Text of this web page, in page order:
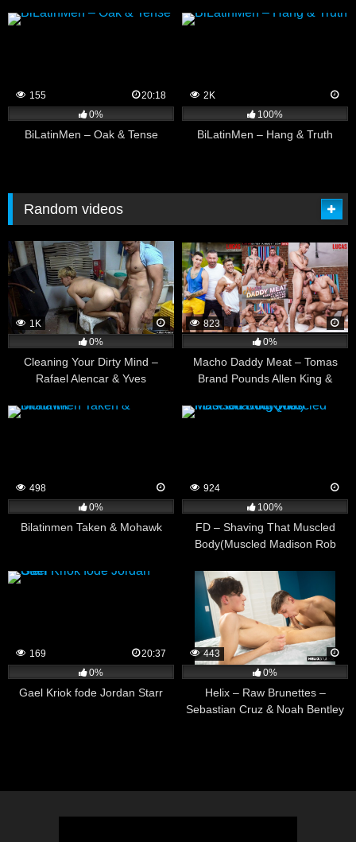
155
20:18
0%
BiLatinMen – Oak & Tense
2K
100%
BiLatinMen – Hang & Truth
Random videos
1K
0%
Cleaning Your Dirty Mind –
Rafael Alencar & Yves
823
0%
Macho Daddy Meat – Tomas
Brand Pounds Allen King &
498
0%
Bilatinmen Taken & Mohawk
924
100%
FD – Shaving That Muscled
Body(Muscled Madison Rob
169
20:37
0%
Gael Kriok fode Jordan Starr
443
0%
Helix – Raw Brunettes –
Sebastian Cruz & Noah Bentley